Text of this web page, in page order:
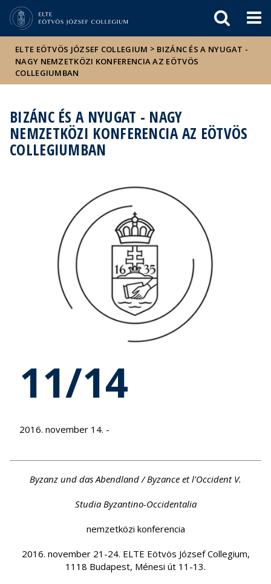
sajtóban
ELTE EÖTVÖS JÓZSEF COLLEGIUM > BIZÁNC ÉS A NYUGAT -
NAGY NEMZETKÖZI KONFERENCIA AZ EÖTVÖS
COLLEGIUMBAN
BIZÁNC ÉS A NYUGAT - NAGY
NEMZETKÖZI KONFERENCIA AZ EÖTVÖS
COLLEGIUMBAN
11/14
2016. november 14. -
Byzanz und das Abendland / Byzance et l'Occident V.
Studia Byzantino-Occidentalia
nemzetközi konferencia
2016. november 21-24. ELTE Eötvös József Collegium,
1118 Budapest, Ménesi út 11-13.